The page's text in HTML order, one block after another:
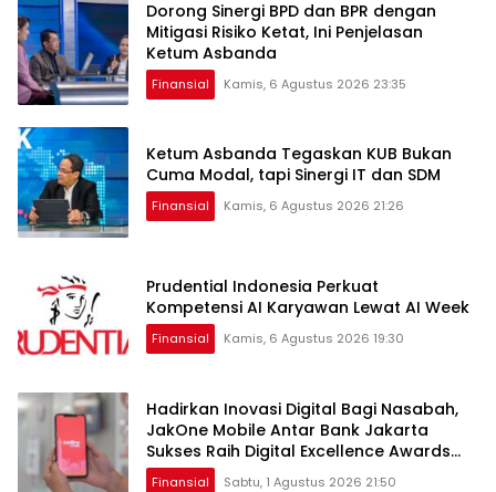
Dorong Sinergi BPD dan BPR dengan
Mitigasi Risiko Ketat, Ini Penjelasan
Ketum Asbanda
Finansial Kamis, 6 Agustus 2026 23:35
Ketum Asbanda Tegaskan KUB Bukan
Cuma Modal, tapi Sinergi IT dan SDM
Finansial Kamis, 6 Agustus 2026 21:26
Prudential Indonesia Perkuat
Kompetensi AI Karyawan Lewat AI Week
Finansial Kamis, 6 Agustus 2026 19:30
Hadirkan Inovasi Digital Bagi Nasabah,
JakOne Mobile Antar Bank Jakarta
Sukses Raih Digital Excellence Awards
2026
Finansial Sabtu, 1 Agustus 2026 21:50